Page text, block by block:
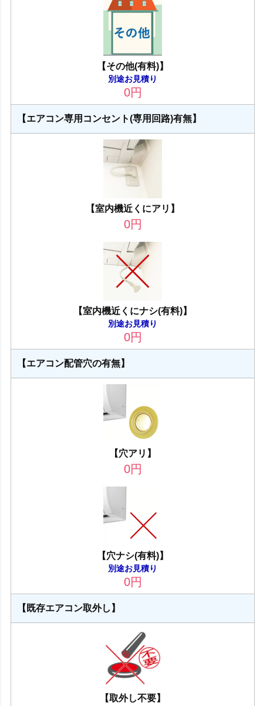
【その他(有料)】
別途お見積り
0円
【エアコン専用コンセント(専用回路)有無】
【室内機近くにアリ】
0円
【室内機近くにナシ(有料)】
別途お見積り
0円
【エアコン配管穴の有無】
【穴アリ】
0円
【穴ナシ(有料)】
別途お見積り
0円
【既存エアコン取外し】
【取外し不要】